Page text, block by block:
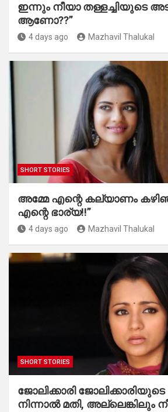
ഇന്നും നീയാ തള്ളച്ചിയുടെ
ആണോ??”
4 days ago Mazhavil Thalukal
SHORT STORIES
അമ്മേ എന്റെ കല്യാണം
എന്റെ ഭാര്യ!!”
4 days ago Mazhavil Thalukal
SHORT STORIES
ജോലിക്കാരി
നിന്നാൽ മതി, അല്ലെങ്കിലും